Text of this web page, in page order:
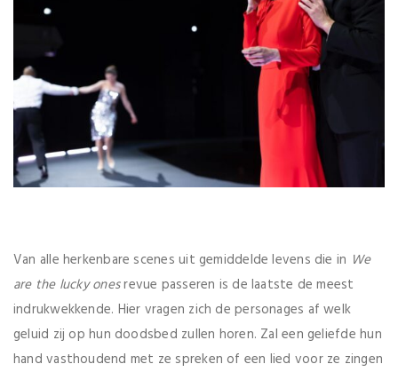
Van alle herkenbare scenes uit gemiddelde levens die in We
are the lucky onesrevue passeren is de laatste de meest
indrukwekkende. Hier vragen zich de personages af welk
geluid zij op hun doodsbed zullen horen. Zal een geliefde hun
hand vasthoudend met ze spreken of een lied voor ze zingen